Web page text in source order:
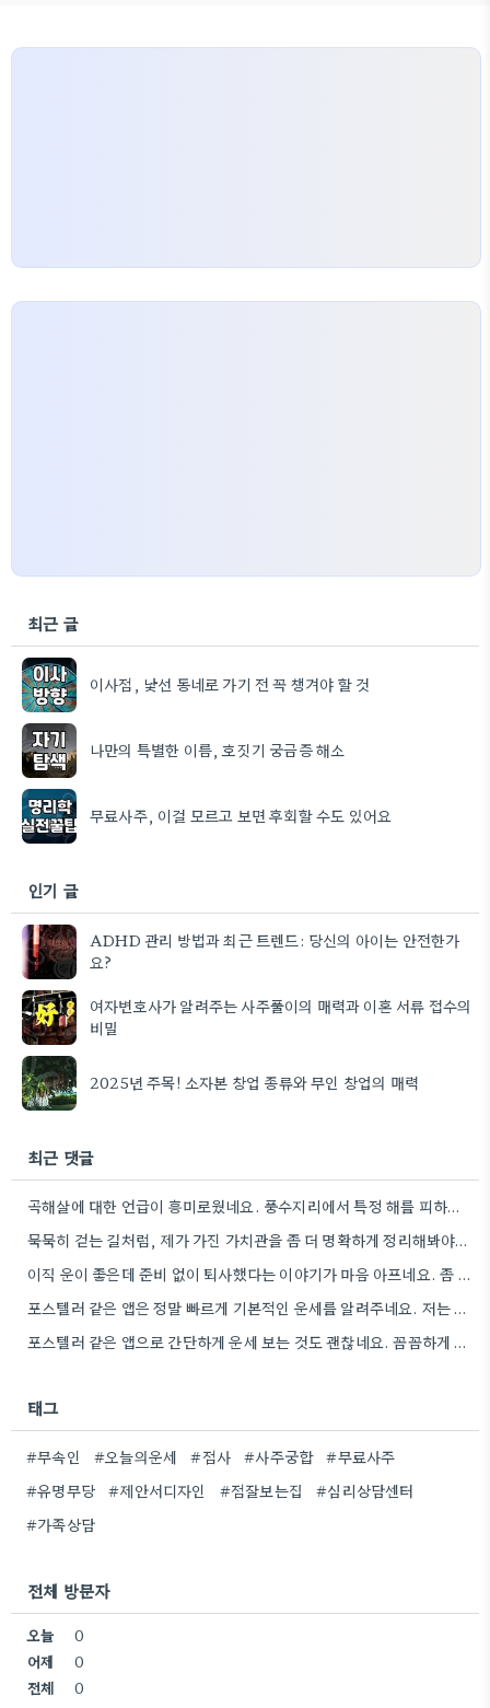
최근 글
이사점, 낯선 동네로 가기 전 꼭 챙겨야 할 것
나만의 특별한 이름, 호짓기 궁금증 해소
무료사주, 이걸 모르고 보면 후회할 수도 있어요
인기 글
ADHD 관리 방법과 최근 트렌드: 당신의 아이는 안전한가
요?
여자변호사가 알려주는 사주풀이의 매력과 이혼 서류 접수의
비밀
2025년 주목! 소자본 창업 종류와 무인 창업의 매력
최근 댓글
곡해살에 대한 언급이 흥미로웠네요. 풍수지리에서 특정 해를 피하는 이유가 단순히 미신이라기보다, 기운을 잘 보려는 노력으로…
묵묵히 걷는 길처럼, 제가 가진 가치관을 좀 더 명확하게 정리해봐야겠어요.
이직 운이 좋은데 준비 없이 퇴사했다는 이야기가 마음 아프네요. 좀 더 신중하게 상황을 판단해야 할…
포스텔러 같은 앱은 정말 빠르게 기본적인 운세를 알려주네요. 저는 운세 보는 것보다, 앞으로의 계획을 세울…
포스텔러 같은 앱으로 간단하게 운세 보는 것도 괜찮네요. 꼼꼼하게 분석하기 전에 먼저 방향 잡기가 좋겠어요.
태그
#무속인 #오늘의운세 #점사 #사주궁합
#무료사주
#유명무당
#제안서디자인 #점잘보는집
#심리상담센터
#가족상담
전체 방문자
오늘
0
어제
0
전체
0